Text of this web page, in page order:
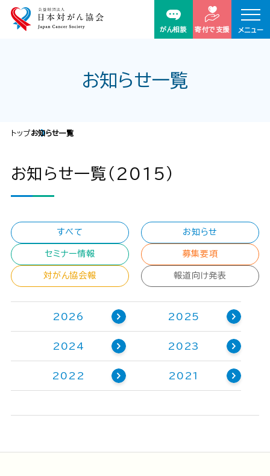
がん相談 寄付で支援 メニュー
お知らせ一覧
トップお知らせ一覧
お知らせ一覧（2015）
すべて お知らせ
セミナー情報 募集要項
対がん協会報 報道向け発表
2026 2025
2024 2023
2022 2021